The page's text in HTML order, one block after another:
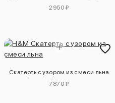
2950 ₽
Скатерть с узором из смеси льна
7870 ₽